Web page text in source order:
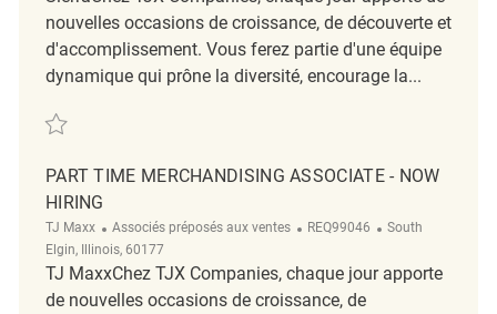
nouvelles occasions de croissance, de découverte et
d'accomplissement. Vous ferez partie d'une équipe
dynamique qui prône la diversité, encourage la...
Sauvegarder Part-Time Merchandising Associate REQ122480
PART TIME MERCHANDISING ASSOCIATE - NOW
HIRING
TJ Maxx Catégorie
Associés préposés aux ventes ReqId
REQ99046 Emplacement
South
Elgin, Illinois, 60177
TJ MaxxChez TJX Companies, chaque jour apporte
de nouvelles occasions de croissance, de